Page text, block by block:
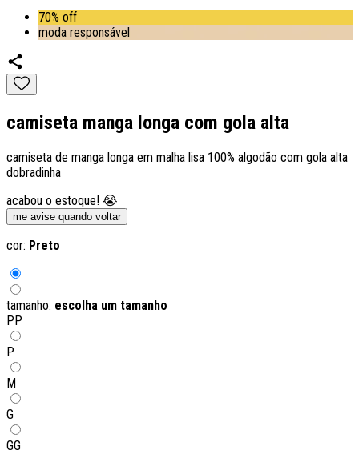
70% off
moda responsável
camiseta manga longa com gola alta
camiseta de manga longa em malha lisa 100% algodão com gola alta
dobradinha
acabou o estoque! 😭
me avise quando voltar
cor: Preto
tamanho: escolha um tamanho
PP
P
M
G
GG